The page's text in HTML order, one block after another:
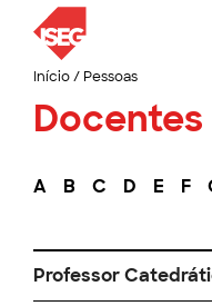
Início/ Pessoas
Docentes
A B C D E F
Professor